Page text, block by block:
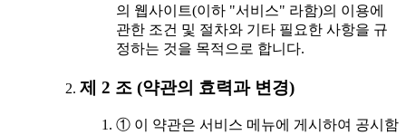
의 웹사이트(이하 "서비스" 라함)의 이용에
관한 조건 및 절차와 기타 필요한 사항을 규
정하는 것을 목적으로 합니다.
제 2 조 (약관의 효력과 변경)
① 이 약관은 서비스 메뉴에 게시하여 공시함